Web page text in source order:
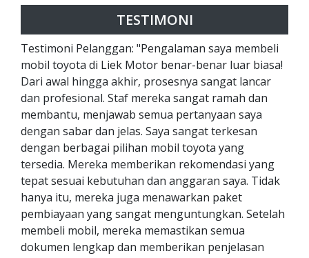
TESTIMONI
Testimoni Pelanggan: "Pengalaman saya membeli
mobil toyota di Liek Motor benar-benar luar biasa!
Dari awal hingga akhir, prosesnya sangat lancar
dan profesional. Staf mereka sangat ramah dan
membantu, menjawab semua pertanyaan saya
dengan sabar dan jelas. Saya sangat terkesan
dengan berbagai pilihan mobil toyota yang
tersedia. Mereka memberikan rekomendasi yang
tepat sesuai kebutuhan dan anggaran saya. Tidak
hanya itu, mereka juga menawarkan paket
pembiayaan yang sangat menguntungkan. Setelah
membeli mobil, mereka memastikan semua
dokumen lengkap dan memberikan penjelasan